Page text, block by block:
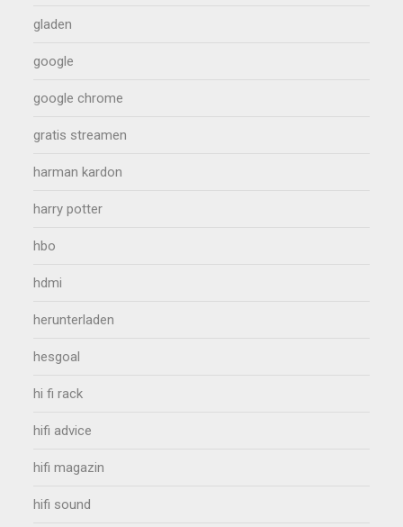
gladen
google
google chrome
gratis streamen
harman kardon
harry potter
hbo
hdmi
herunterladen
hesgoal
hi fi rack
hifi advice
hifi magazin
hifi sound